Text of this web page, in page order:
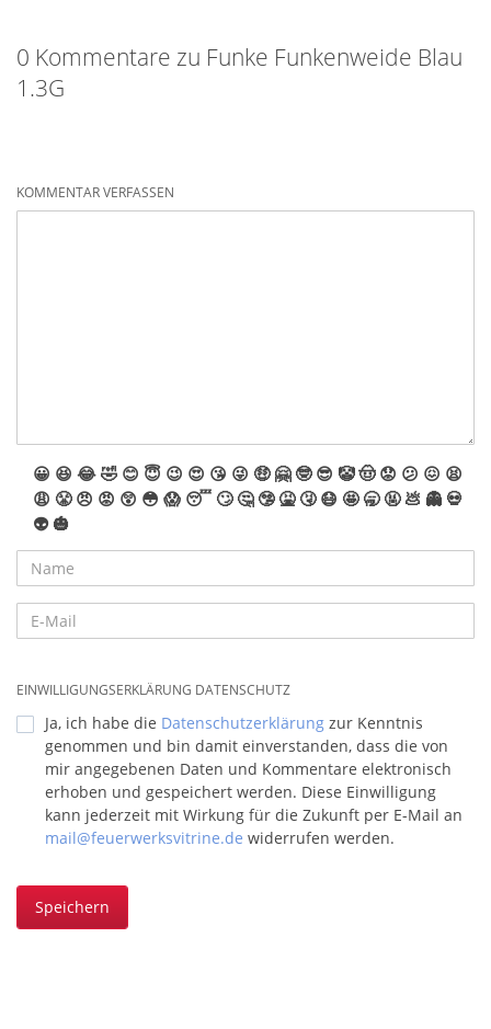
0 Kommentare zu Funke Funkenweide Blau
1.3G
KOMMENTAR VERFASSEN
😀 😆 😂🤣 😊 😇 😉 😍 😘 😜 🤑 🤗 🤓 😎 🤡🤠 😟 😕 😖 😫
😩 😤 😠 😡 😲 😳 😱 😴 🙄 🤔 🤥 🤮 🤧 😷 🤩 🥱 🤬 💩 👻 💀
👽 🎃
EINWILLIGUNGSERKLÄRUNG DATENSCHUTZ
Ja, ich habe die Datenschutzerklärung zur Kenntnis
genommen und bin damit einverstanden, dass die von
mir angegebenen Daten und Kommentare elektronisch
erhoben und gespeichert werden. Diese Einwilligung
kann jederzeit mit Wirkung für die Zukunft per E-Mail an
mail@feuerwerksvitrine.de widerrufen werden.
Speichern